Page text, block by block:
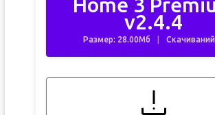
Home 3
v2.4.4
Размер: 28.00Мб